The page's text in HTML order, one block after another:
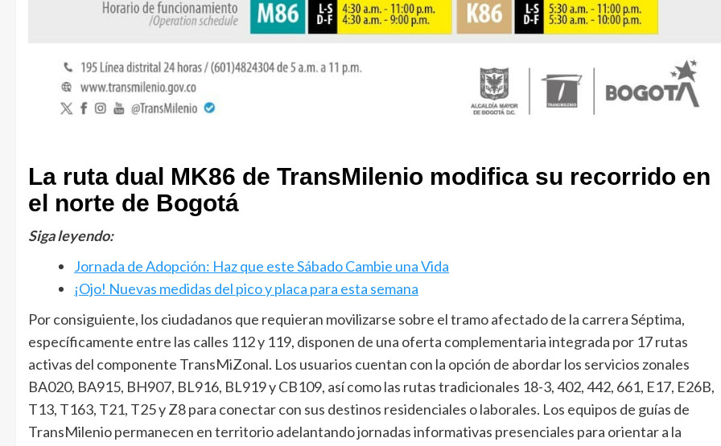
La ruta dual MK86 de TransMilenio modifica su recorrido en
el norte de Bogotá
Siga leyendo:
Jornada de Adopción: Haz que este Sábado Cambie una Vida
¡Ojo! Nuevas medidas del pico y placa para esta semana
Por consiguiente, los ciudadanos que requieran movilizarse sobre el tramo afectado de la carrera Séptima,
específicamente entre las calles 112 y 119, disponen de una oferta complementaria integrada por 17 rutas
activas del componente TransMiZonal. Los usuarios cuentan con la opción de abordar los servicios zonales
BA020, BA915, BH907, BL916, BL919 y CB109, así como las rutas tradicionales 18-3, 402, 442, 661, E17, E26B,
T13, T163, T21, T25 y Z8 para conectar con sus destinos residenciales o laborales. Los equipos de guías de
TransMilenio permanecen en territorio adelantando jornadas informativas presenciales para orientar a la